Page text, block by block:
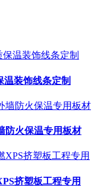
温装饰线条定制
防火保温专用板材
挤塑板工程专用